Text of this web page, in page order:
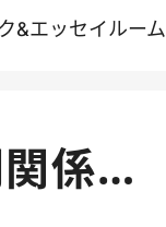
&エッセイルーム
関係…